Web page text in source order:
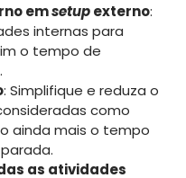
emsetupexterno:
internas para
o tempo de
: Simplifique e reduza o
como
ainda mais o tempo
as atividades